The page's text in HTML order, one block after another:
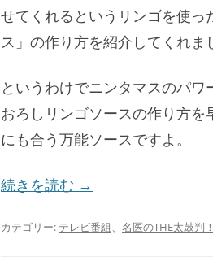
せてくれるというリンゴを使
ス」の作り方を紹介してくれま
というわけでニンタマスのパ
おろしリンゴソースの作り方
にも合う万能ソースですよ。
続きを読む →
カテゴリー: テレビ番組、 名医のTHE太鼓判！